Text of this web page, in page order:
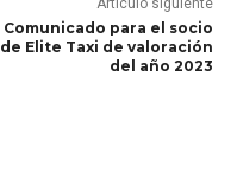
Artículo siguiente
Comunicado para el socio
de Elite Taxi de valoración
del año 2023